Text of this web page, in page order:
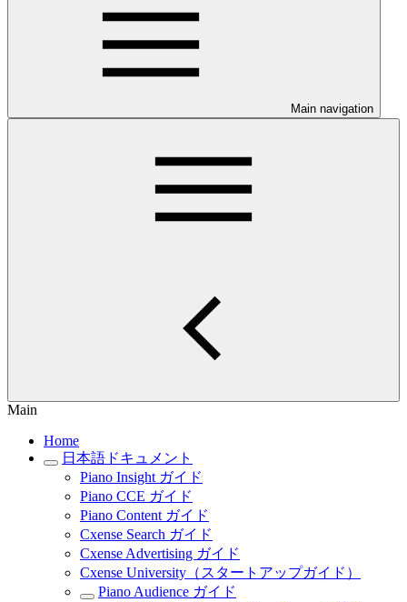
Main navigation
Main
Home
日本語ドキュメント
Piano Insight ガイド
Piano CCE ガイド
Piano Content ガイド
Cxense Search ガイド
Cxense Advertising ガイド
Cxense University（スタートアップガイド）
Piano Audience ガイド